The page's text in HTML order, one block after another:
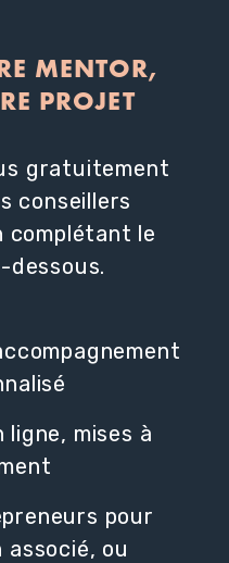
MENTOR,
PROJET
gratuitement
conseillers
complétant le
dessous.
mises à
pour
ou